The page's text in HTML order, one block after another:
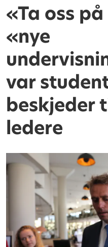
«Ta oss
«nye
var
beskjeder
ledere